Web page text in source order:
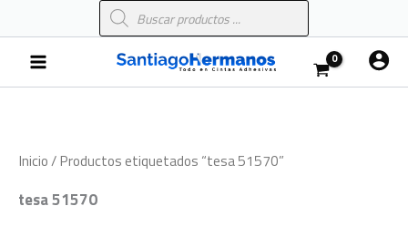
al
contenido
Búsqueda
de
Main
Menu
Inicio/ Productos etiquetados “tesa 51570”
tesa 51570